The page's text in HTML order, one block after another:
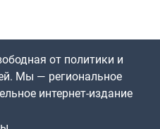
от политики и
Мы — региональное
интернет-издание